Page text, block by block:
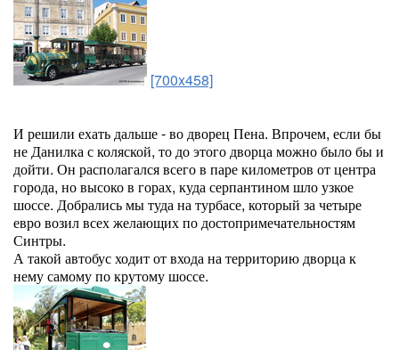
[700x458]
И решили ехать дальше - во дворец Пена. Впрочем, если бы
не Данилка с коляской, то до этого дворца можно было бы и
дойти. Он располагался всего в паре километров от центра
города, но высоко в горах, куда серпантином шло узкое
шоссе. Добрались мы туда на турбасе, который за четыре
евро возил всех желающих по достопримечательностям
Синтры.
А такой автобус ходит от входа на территорию дворца к
нему самому по крутому шоссе.